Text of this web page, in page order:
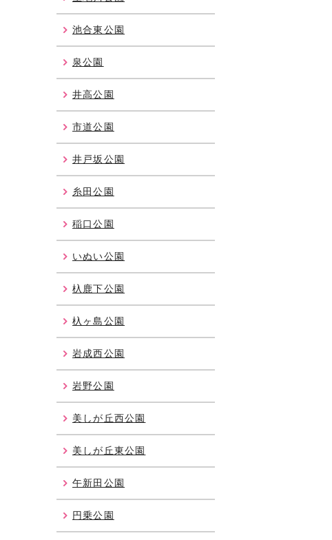
池合東公園
泉公園
井高公園
市道公園
井戸坂公園
糸田公園
稲口公園
いぬい公園
杁鹿下公園
杁ヶ島公園
岩成西公園
岩野公園
美しが丘西公園
美しが丘東公園
午新田公園
円乗公園